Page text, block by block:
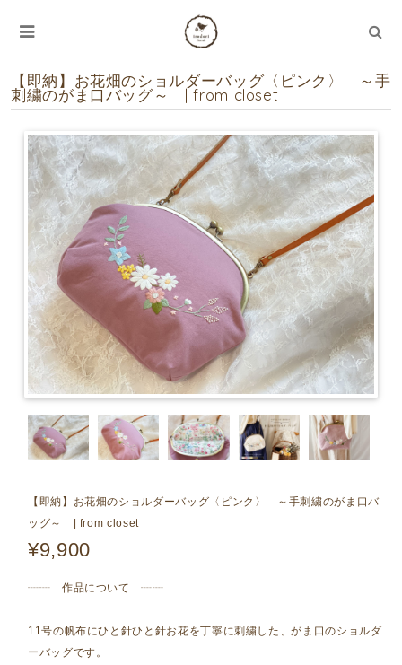
【即納】お花畑のショルダーバッグ〈ピンク〉 ～手
刺繍のがま口バッグ～ | from closet
【即納】お花畑のショルダーバッグ〈ピンク〉 ～手刺繍のがま口バ
ッグ～ | from closet
¥9,900
┈┈ 作品について ┈┈
11号の帆布にひと針ひと針お花を丁寧に刺繍した、がま口のショルダ
ーバッグです。